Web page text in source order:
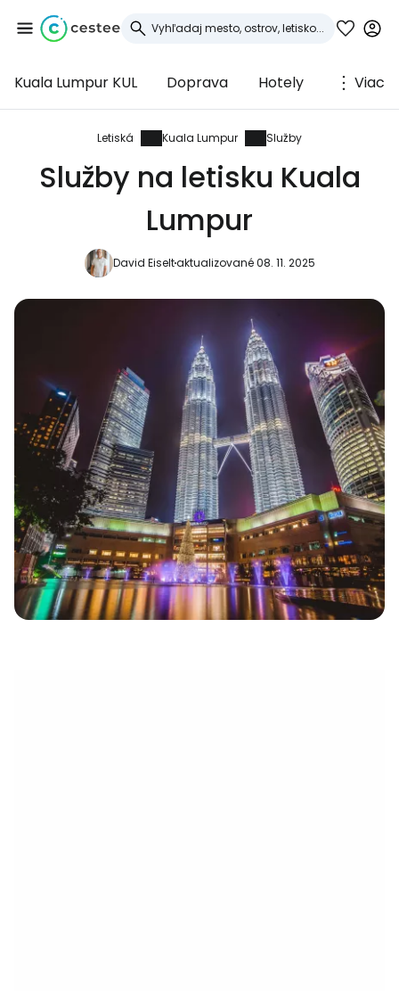
Kuala Lumpur KUL Doprava Hotely Viac
Letiská Kuala Lumpur Služby
Služby na letisku Kuala
Lumpur
David Eiseltaktualizované 08. 11. 2025
Prihláste sa do
služby Cestee
... celosvetovej komunity cestovateľov
Pokračovať so službou Google
Pokračovať na Facebooku
Pokračovať s e-mailom